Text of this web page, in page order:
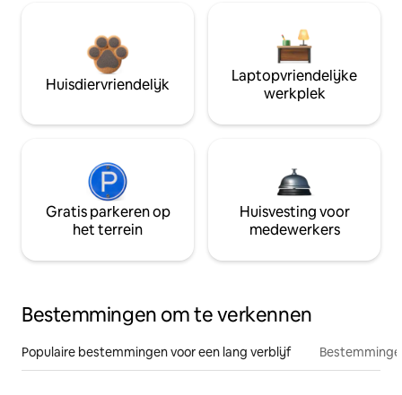
Huisdiervriendelijk
Laptopvriendelijke
werkplek
Gratis parkeren op
het terrein
Huisvesting voor
medewerkers
Bestemmingen om te verkennen
Populaire bestemmingen voor een lang verblijf